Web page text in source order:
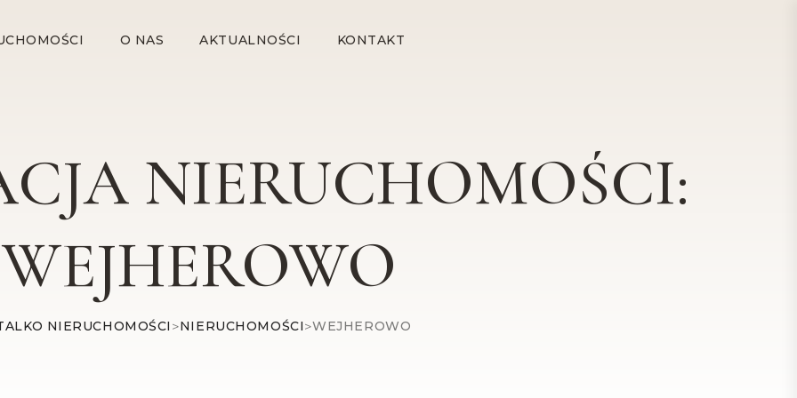
O NAS AKTUALNOŚCI KONTAKT
NIERUCHOMOŚCI:
WEJHEROWO
NIERUCHOMOŚCI >NIERUCHOMOŚCI>WEJHEROWO